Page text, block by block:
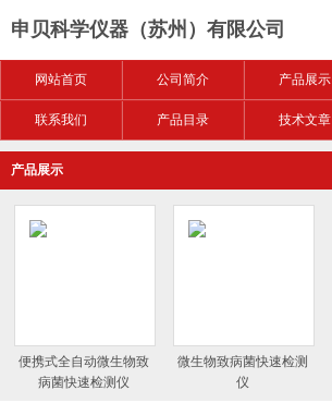
申贝科学仪器（苏州）有限公司
网站首页 公司简介 产品展示
联系我们 产品目录 技术文章
产品展示
便携式全自动微生物致
病菌快速检测仪
微生物致病菌快速检测
仪